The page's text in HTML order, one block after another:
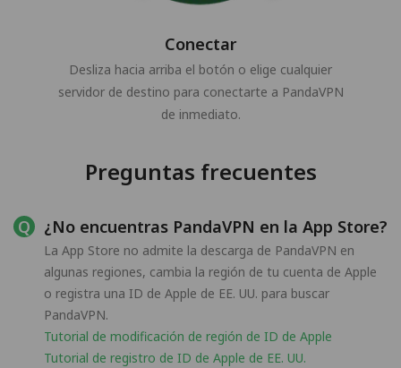
Conectar
Desliza hacia arriba el botón o elige cualquier
servidor de destino para conectarte a PandaVPN
de inmediato.
Preguntas frecuentes
¿No encuentras PandaVPN en la App Store?
La App Store no admite la descarga de PandaVPN en
algunas regiones, cambia la región de tu cuenta de Apple
o registra una ID de Apple de EE. UU. para buscar
PandaVPN.
Tutorial de modificación de región de ID de Apple
Tutorial de registro de ID de Apple de EE. UU.